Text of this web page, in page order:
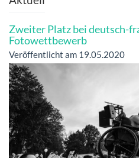
Zweiter Platz bei deutsch-
Fotowettbewerb
Veröffentlicht am 19.05.2020